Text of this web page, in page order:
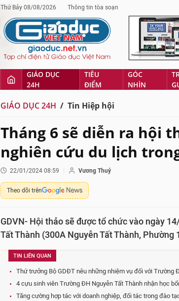
Thứ Bảy 08/08/2026 Thông tin tòa soạn
GIÁO DỤC
24H
TIÊU
ĐIỂM
GÓC
NHÌN
GIÁO DỤC 24H Tin Hiệp hội
Tháng 6 sẽ diễn ra hội
nghiên cứu du lịch
22/01/2024 08:59 Vương Thuỷ
Theo dõi trên
GDVN- Hội thảo sẽ được tổ chức vào ngày
Tất Thành (300A Nguyễn Tất Thành, Phường
TIN LIÊN QUAN
Thứ trưởng Bộ GDĐT nêu những nhiệm vụ đối với Trường
4 cựu sinh viên Trường ĐH Nguyễn Tất Thành nhận học
Tăng cường hợp tác với doanh nghiệp, đối tác trong đào